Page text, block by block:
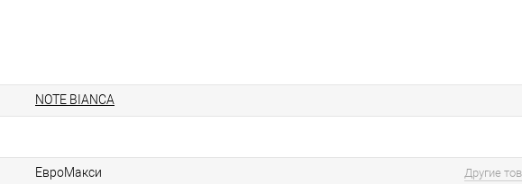
NOTE BIANCA
ЕвроМакси Другие